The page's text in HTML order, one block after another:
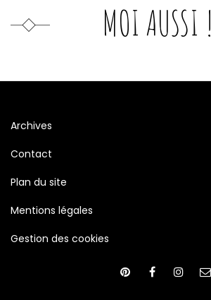
MOI AUSSI !
Archives
Contact
Plan du site
Mentions légales
Gestion des cookies